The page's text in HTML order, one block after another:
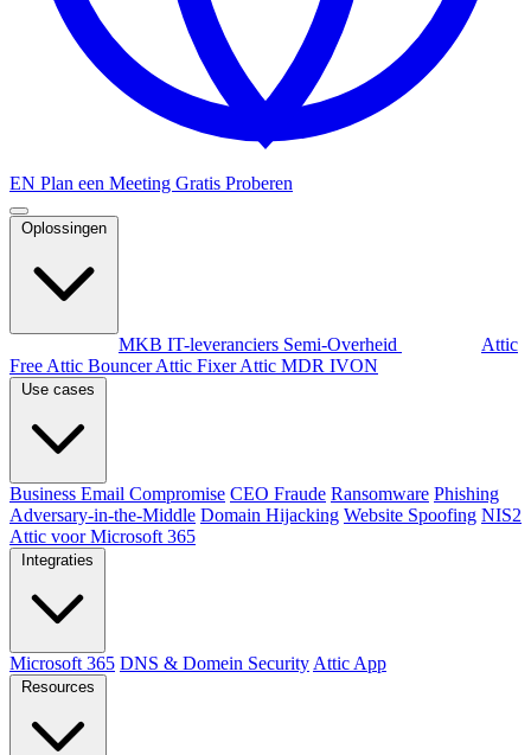
EN Plan een Meeting Gratis Proberen
MKB IT-leveranciers Semi-Overheid
Attic
Free Attic BouncerAttic FixerAttic MDR IVON
Business Email Compromise CEO Fraude Ransomware Phishing
Adversary-in-the-Middle Domain Hijacking Website Spoofing NIS2
Attic voor Microsoft 365
Microsoft 365 DNS & Domein Security Attic App